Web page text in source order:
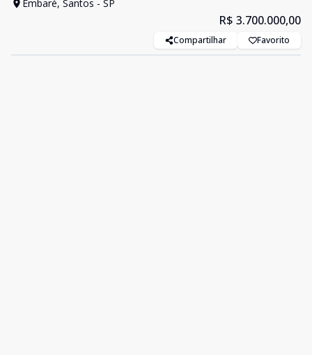
Embaré, Santos - SP
R$ 3.700.000,00
Compartilhar Favorito